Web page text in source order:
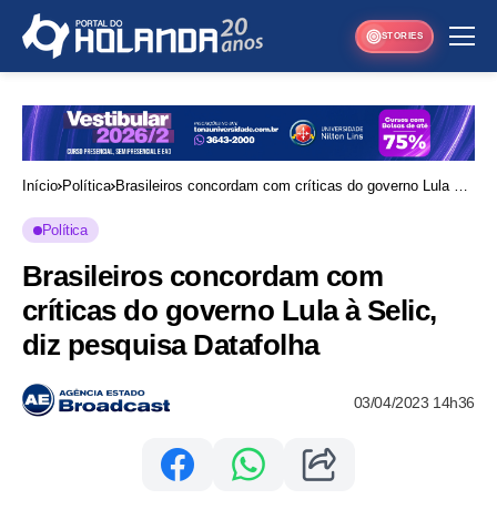
STORIES
Início Política Brasileiros concordam com críticas do governo Lula à
Política
Brasileiros concordam com
críticas do governo Lula à Selic,
diz pesquisa Datafolha
03/04/2023 14h36